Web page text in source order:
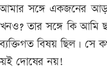
সঙ্গে একজনের
তার সঙ্গে কি আমি
বিষয় ছিল।
দোষের নয়!